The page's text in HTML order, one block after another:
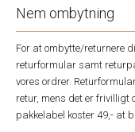
Nem ombytning
For at ombytte/returnere
returformular samt
vores ordrer.
retur, mens det er frivilligt
pakkelabel koster 49,- at